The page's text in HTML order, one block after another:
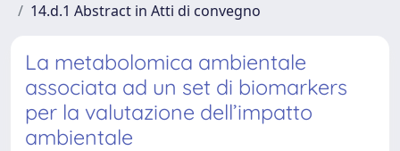
14.d.1 Abstract in Atti di convegno
La metabolomica ambientale
associata ad un set di biomarkers
per la valutazione dell’impatto
ambientale